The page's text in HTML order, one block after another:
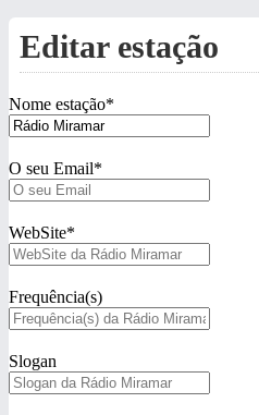
Editar estação
Nome estação*
O seu Email*
WebSite*
Frequência(s)
Slogan